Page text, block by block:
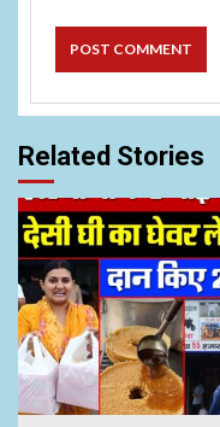
Related Stories